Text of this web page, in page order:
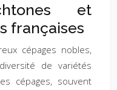
et
françaises
cépages nobles,
de variétés
cépages, souvent